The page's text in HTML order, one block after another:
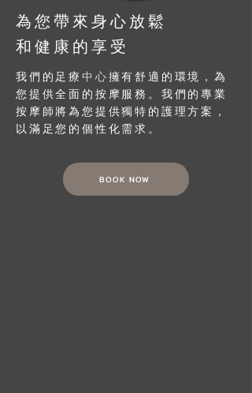
為您帶來身心放鬆
和健康的享受
我們的足療 中心擁有舒適的環境，為
您提供全面的按摩服務。我們的專業
按摩師將為您提供獨特的護理方案，
以滿足您的個性化需求。
BOOK NOW